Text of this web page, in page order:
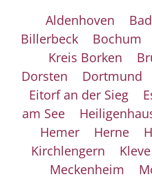
Aldenhoven
Billerbeck
Bochum
Kreis Borken
Dorsten
Dortmund
Eitorf an der Sieg
am See
Hemer
Herne
Kirchlengern
Kleve
Meckenheim